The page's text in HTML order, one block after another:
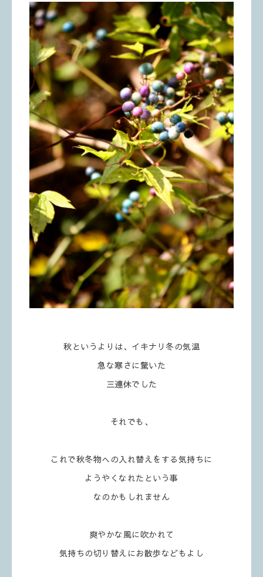
秋というよりは、イキナリ冬の気温
急な寒さに驚いた
三連休でした
それでも、
これで秋冬物への入れ替えをする気持ちに
ようやくなれたという事
なのかもしれません
爽やかな風に吹かれて
気持ちの切り替えにお散歩などもよし